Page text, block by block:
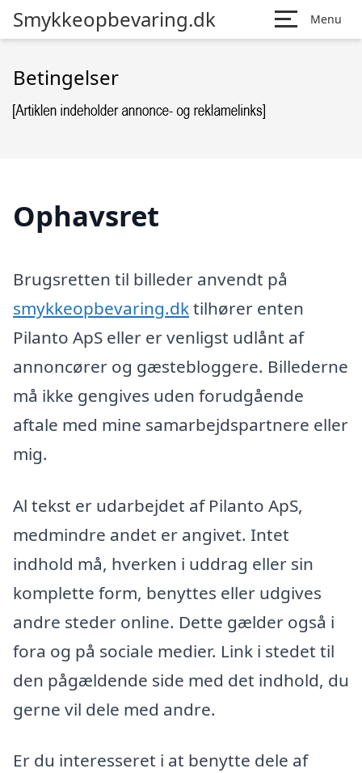
Smykkeopbevaring.dk Menu
Betingelser
Ophavsret
Brugsretten til billeder anvendt på
smykkeopbevaring.dktilhører enten
Pilanto ApS eller er venligst udlånt af
annoncører og gæstebloggere. Billederne
må ikke gengives uden forudgående
aftale med mine samarbejdspartnere eller
mig.
Al tekst er udarbejdet af Pilanto ApS,
medmindre andet er angivet. Intet
indhold må, hverken i uddrag eller sin
komplette form, benyttes eller udgives
andre steder online. Dette gælder også i
fora og på sociale medier. Link i stedet til
den pågældende side med det indhold, du
gerne vil dele med andre.
Er du interesseret i at benytte dele af